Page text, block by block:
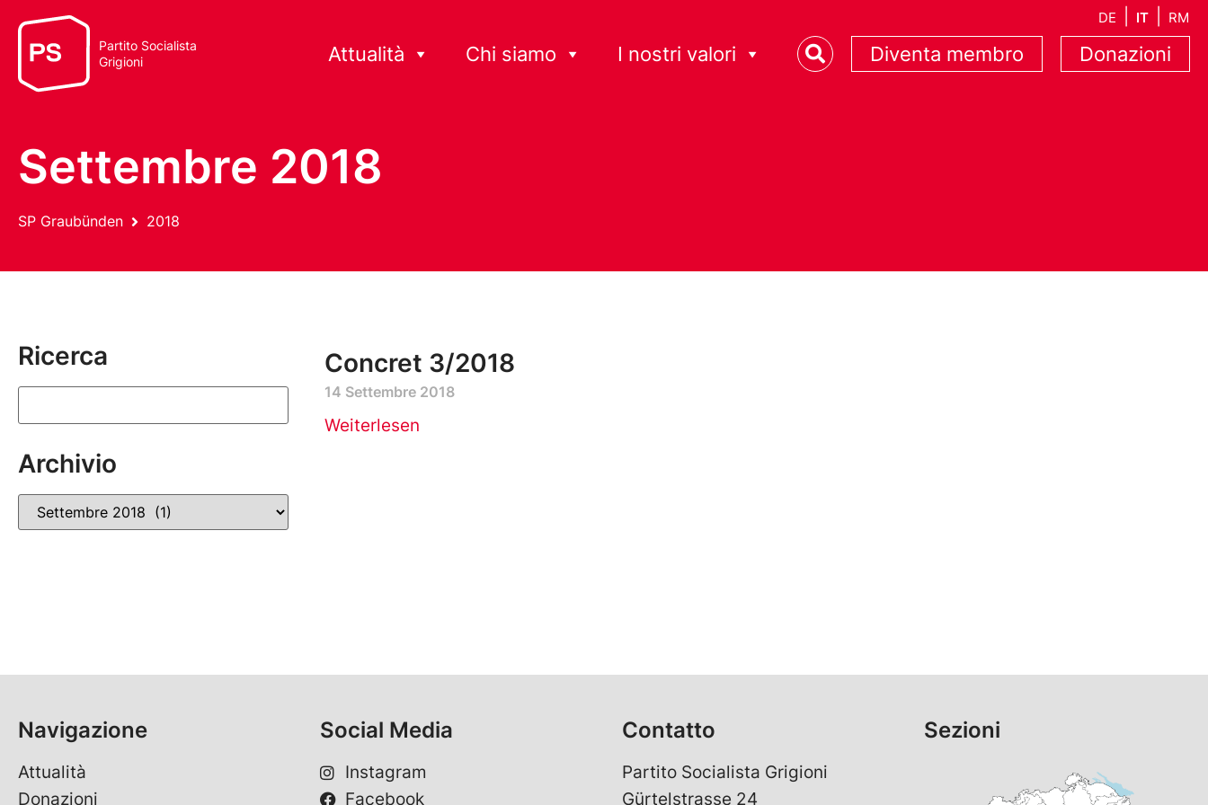
DE IT RM
Partito Socialista
Grigioni
Attualità Chi siamo I nostri valori Diventa membro Donazioni
Settembre 2018
SP Graubünden 2018
Ricerca
Archivio
Concret 3/2018
14 Settembre 2018
Weiterlesen
Navigazione
Attualità
Donazioni
Social Media
Instagram
Facebook
Contatto
Partito Socialista Grigioni
Gürtelstrasse 24
Sezioni